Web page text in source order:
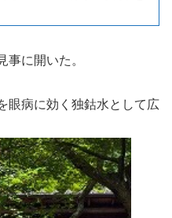
事に開いた。
眼病に効く独鈷水として広